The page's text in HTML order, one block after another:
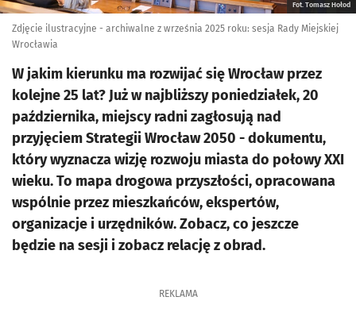
Fot. Tomasz Hołod
Zdjęcie ilustracyjne - archiwalne z września 2025 roku: sesja Rady Miejskiej
Wrocławia
W jakim kierunku ma rozwijać się Wrocław przez
kolejne 25 lat? Już w najbliższy poniedziałek, 20
października, miejscy radni zagłosują nad
przyjęciem Strategii Wrocław 2050 - dokumentu,
który wyznacza wizję rozwoju miasta do połowy XXI
wieku. To mapa drogowa przyszłości, opracowana
wspólnie przez mieszkańców, ekspertów,
organizacje i urzędników. Zobacz, co jeszcze
będzie na sesji i zobacz relację z obrad.
REKLAMA